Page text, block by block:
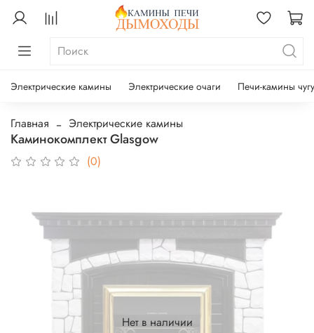
Электрические камины Электрические очаги Печи-камины
Главная Электрические камины
Каминокомплект Glasgow
(0)
Нет в наличии